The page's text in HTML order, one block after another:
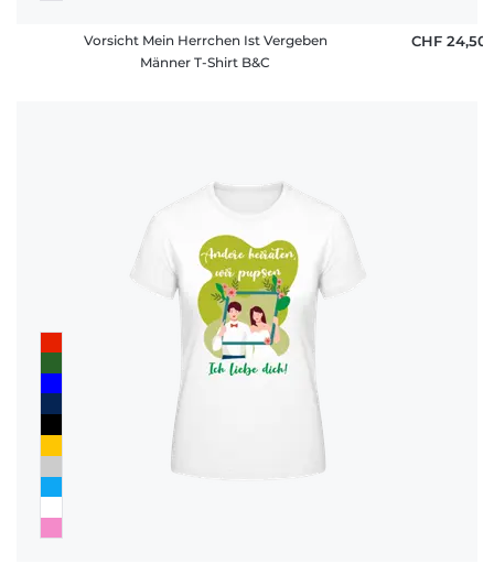
Vorsicht Mein Herrchen Ist Vergeben
Männer T-Shirt B&C
CHF 24,50